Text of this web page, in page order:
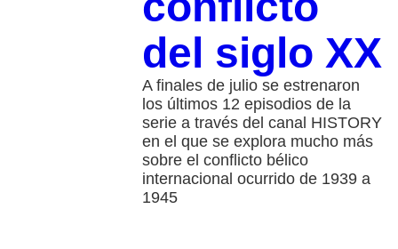
del siglo XX
A finales de julio se estrenaron
los últimos 12 episodios de la
serie a través del canal HISTORY
en el que se explora mucho más
sobre el conflicto bélico
internacional ocurrido de 1939 a
1945